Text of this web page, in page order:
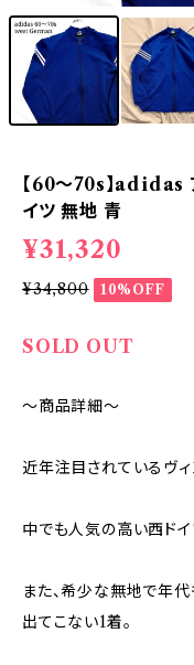
【60～70s】adidas
イツ 無地 青
¥31,320
¥34,800 10%OFF
SOLD OUT
～商品詳細～
近年注目されているヴィ
中でも人気の高い西ドイ
また、希少な無地で年
出てこない1着。